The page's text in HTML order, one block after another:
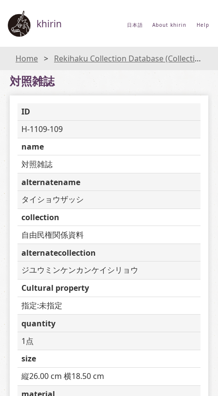
khirin 日本語 About khirin Help
Home Rekihaku Collection Database (Collections Database of the National Museum of Japanese History)
対照雑誌
ID
H-1109-109
name
対照雑誌
alternatename
タイショウザッシ
collection
自由民権関係資料
alternatecollection
ジユウミンケンカンケイシリョウ
Cultural property
指定:未指定
quantity
1点
size
縦26.00 cm 横18.50 cm